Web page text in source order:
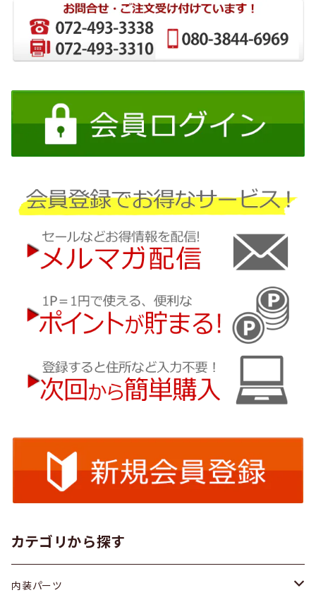
カテゴリから探す
内装パーツ